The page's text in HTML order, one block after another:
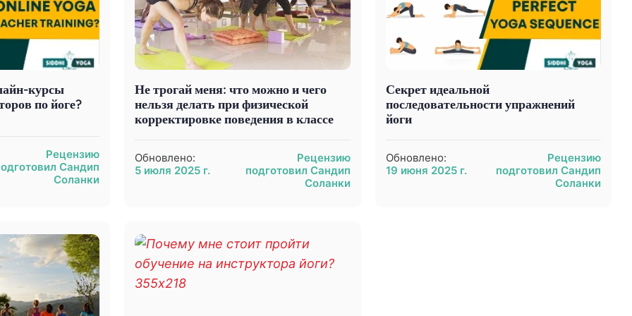
курсы
по йоге?
Рецензию
Сандип
Соланки
Не трогай меня: что можно и чего
нельзя делать при физической
корректировке поведения в классе
Обновлено:
5 июля 2025 г.
Рецензию
подготовил Сандип
Соланки
Секрет идеальной
последовательности упражнений
йоги
Обновлено:
19 июня 2025 г.
Рецензию
подготовил Сандип
Соланки